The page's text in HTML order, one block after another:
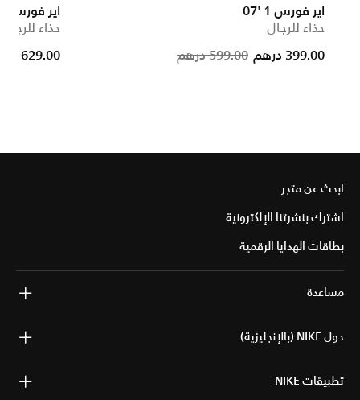
اير فورس 1 '07
حذاء للرجال
Price reduced from599.00 درهم to 399.00 درهم
اير فورس 1 '07
حذاء للرجال
629.00 درهم
ابحث عن متجر
اشترك بنشرتنا الإلكترونية
بطاقات الهدايا الرقمية
مساعدة
حول NIKE (بالإنجليزية)
تطبيقات NIKE